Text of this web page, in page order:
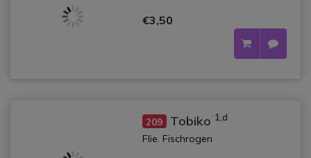
€3,50
209 Tobiko 1,d
Flie. Fischrogen